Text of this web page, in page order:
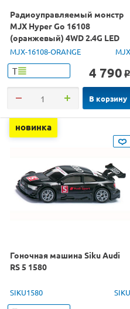
Радиоуправляемый монстр
MJX Hyper Go 16108
(оранжевый) 4WD 2.4G LED
1/16 RTR
MJX-16108-ORANGE MJX
Т 4 790 o
В корзину
новинка
Гоночная машина Siku Audi
RS 5 1580
SIKU1580 SIKU